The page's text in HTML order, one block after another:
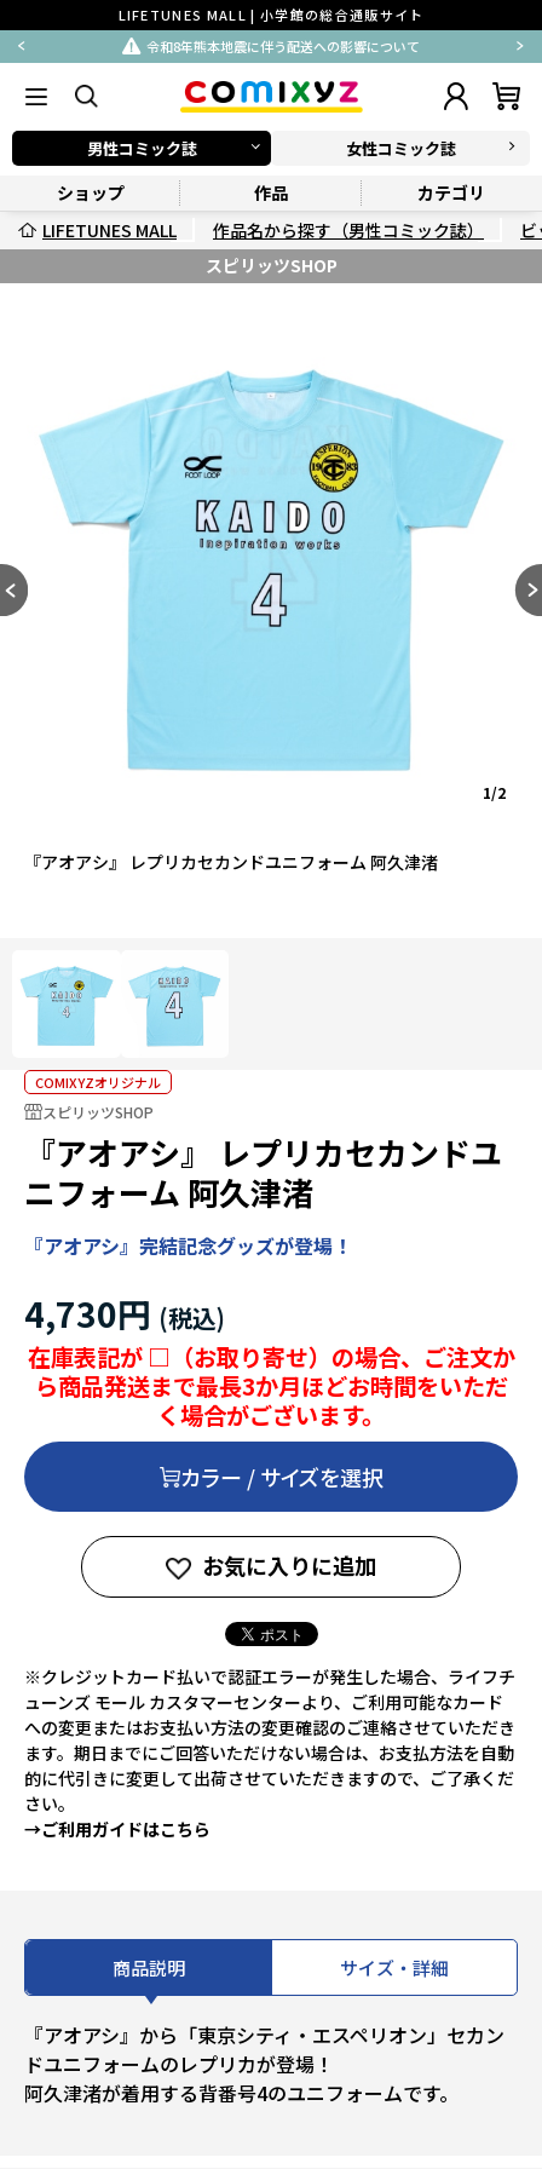
LIFETUNES MALL | 小学館の総合通販サイト
令和8年熊本地震に伴う配送への影響について
男性コミック誌 女性コミック誌
ショップ 作品
カテゴリ
LIFETUNES MALL
作品名から探す（男性コミック誌）
スピリッツSHOP
『アオアシ』 レプリカセカンドユニフォーム 阿久津渚
1/2
COMIXYZオリジナル
スピリッツSHOP
『アオアシ』 レプリカセカンドユ
ニフォーム 阿久津渚
『アオアシ』完結記念グッズが登場！
4,730円
在庫表記が □（お取り寄せ）の場合、ご注文か
ら商品発送まで最長3か月ほどお時間をいただ
く場合がございます。
カラー / サイズを選択
お気に入りに追加
※クレジットカード払いで認証エラーが発生した場合、ライフチ
ューンズ モール カスタマーセンターより、ご利用可能なカード
への変更またはお支払い方法の変更確認のご連絡させていただき
ます。期日までにご回答いただけない場合は、お支払方法を自動
的に代引きに変更して出荷させていただきますので、ご了承くだ
さい。
→ご利用ガイドはこちら
商品説明 サイズ・詳細
『アオアシ』から「東京シティ・エスペリオン」セカン
ドユニフォームのレプリカが登場！
阿久津渚が着用する背番号4のユニフォームです。